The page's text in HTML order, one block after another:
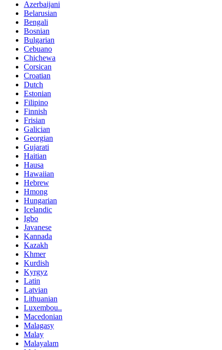
Azerbaijani
Belarusian
Bengali
Bosnian
Bulgarian
Cebuano
Chichewa
Corsican
Croatian
Dutch
Estonian
Filipino
Finnish
Frisian
Galician
Georgian
Gujarati
Haitian
Hausa
Hawaiian
Hebrew
Hmong
Hungarian
Icelandic
Igbo
Javanese
Kannada
Kazakh
Khmer
Kurdish
Kyrgyz
Latin
Latvian
Lithuanian
Luxembou..
Macedonian
Malagasy
Malay
Malayalam